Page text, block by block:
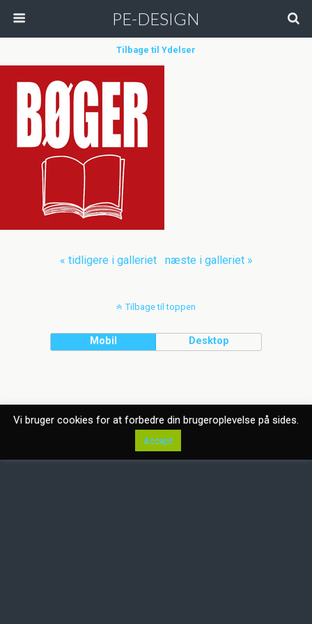
PE-DESIGN
Tilbage til Ydelser
« tidligere i galleriet næste i galleriet »
Tilbage til toppen
Mobil Desktop
Vi bruger cookies for at forbedre din brugeroplevelse på sides.
Accept